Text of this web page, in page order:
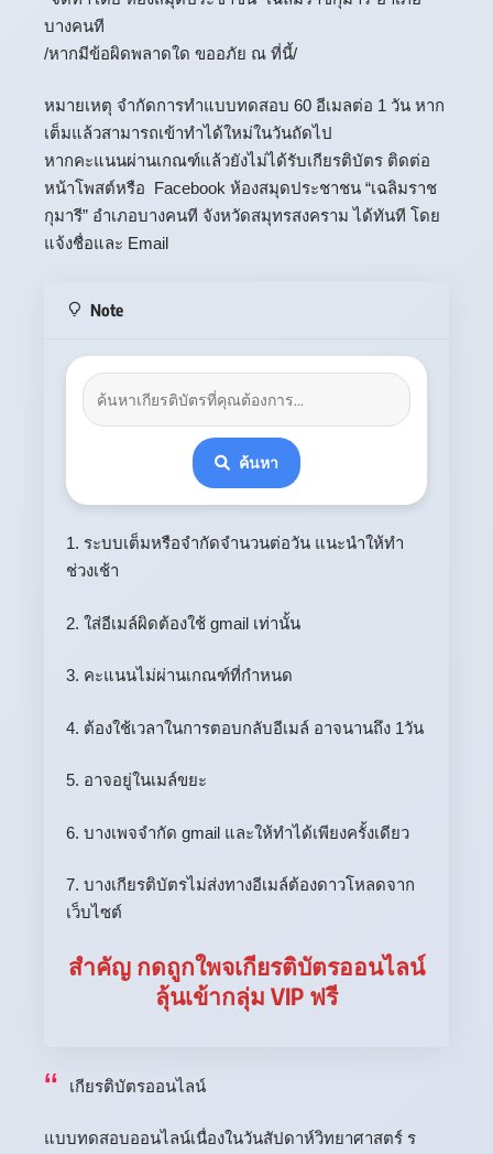
บางคนที
/หากมีข้อผิดพลาดใด ขออภัย ณ ที่นี้/
หมายเหตุ จำกัดการทำแบบทดสอบ 60 อีเมลต่อ 1 วัน หาก
เต็มแล้วสามารถเข้าทำได้ใหม่ในวันถัดไป
หากคะแนนผ่านเกณฑ์แล้วยังไม่ได้รับเกียรติบัตร ติดต่อ
หน้าโพสต์หรือ Facebook ห้องสมุดประชาชน “เฉลิมราช
กุมารี” อำเภอบางคนที จังหวัดสมุทรสงคราม ได้ทันที โดย
แจ้งชื่อและ Email
Note
ค้นหา
1. ระบบเต็มหรือจำกัดจำนวนต่อวัน แนะนำให้ทำ
ช่วงเช้า
2. ใส่อีเมล์ผิดต้องใช้ gmail เท่านั้น
3. คะแนนไม่ผ่านเกณฑ์ที่กำหนด
4. ต้องใช้เวลาในการตอบกลับอีเมล์ อาจนานถึง 1วัน
5. อาจอยู่ในเมล์ขยะ
6. บางเพจจำกัด gmail และให้ทำได้เพียงครั้งเดียว
7. บางเกียรติบัตรไม่ส่งทางอีเมล์ต้องดาวโหลดจาก
เว็บไซต์
สำคัญ กดถูกใพจเกียรติบัตรออนไลน์
ลุ้นเข้ากลุ่ม VIP ฟรี
เกียรติบัตรออนไลน์
แบบทดสอบออนไลน์เนื่องในวันสัปดาห์วิทยาศาสตร์ ร